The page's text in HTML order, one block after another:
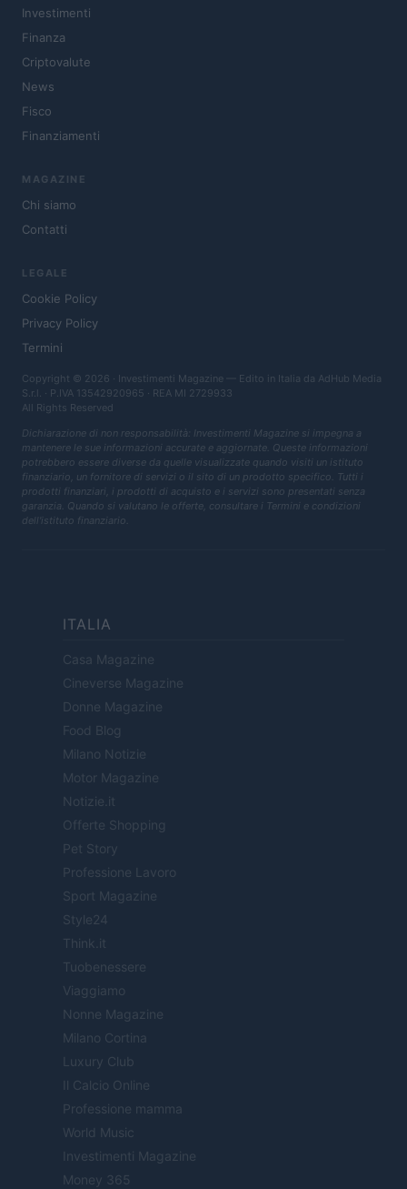
Investimenti
Finanza
Criptovalute
News
Fisco
Finanziamenti
MAGAZINE
Chi siamo
Contatti
LEGALE
Cookie Policy
Privacy Policy
Termini
Copyright © 2026 · Investimenti Magazine — Edito in Italia da AdHub Media
S.r.l. · P.IVA 13542920965 · REA MI 2729933
All Rights Reserved
Dichiarazione di non responsabilità: Investimenti Magazine si impegna a
mantenere le sue informazioni accurate e aggiornate. Queste informazioni
potrebbero essere diverse da quelle visualizzate quando visiti un istituto
finanziario, un fornitore di servizi o il sito di un prodotto specifico. Tutti i
prodotti finanziari, i prodotti di acquisto e i servizi sono presentati senza
garanzia. Quando si valutano le offerte, consultare i Termini e condizioni
dell'istituto finanziario.
ITALIA
Casa Magazine
Cineverse Magazine
Donne Magazine
Food Blog
Milano Notizie
Motor Magazine
Notizie.it
Offerte Shopping
Pet Story
Professione Lavoro
Sport Magazine
Style24
Think.it
Tuobenessere
Viaggiamo
Nonne Magazine
Milano Cortina
Luxury Club
Il Calcio Online
Professione mamma
World Music
Investimenti Magazine
Money 365